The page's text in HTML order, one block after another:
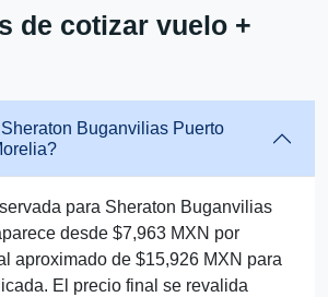
de cotizar vuelo +
Buganvilias Puerto
para Sheraton Buganvilias
desde $7,963 MXN por
aproximado de $15,926 MXN para
El precio final se revalida